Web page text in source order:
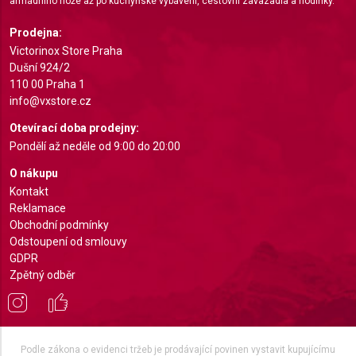
Prodejna:
Victorinox Store Praha
Dušní 924/2
110 00 Praha 1
info@vxstore.cz
Otevírací doba prodejny:
Pondělí až neděle od 9:00 do 20:00
O nákupu
Kontakt
Reklamace
Obchodní podmínky
Odstoupení od smlouvy
GDPR
Zpětný odběr
Podle zákona o evidenci tržeb je prodávající povinen vystavit kupujícímu
Identify devices based on information actively
Non-IAB processing purposes:
Necessary
Performance
Advertising